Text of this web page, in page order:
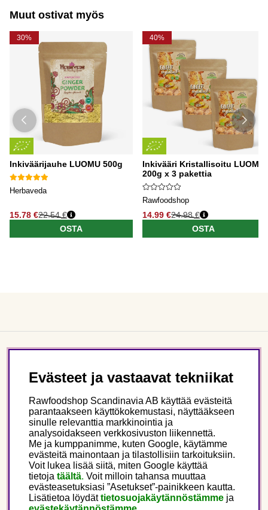
Muut ostivat myös
30%
Inkiväärijauhe LUOMU 500g
Herbaveda
15.78 €22.54 €
OSTA
40%
Inkivääri Kristallisoitu LUOMU
200g x 3 pakettia
Rawfoodshop
14.99 €24.98 €
OSTA
Seuraa meitä
Tämä on Rawfoodshop
Finland
Evästeet ja vastaavat tekniikat
Rawfoodshop Scandinavia AB käyttää evästeitä
parantaakseen käyttökokemustasi, näyttääkseen
sinulle relevanttia markkinointia ja
analysoidakseen verkkosivuston liikennettä.
Me ja kumppanimme, kuten Google, käytämme
evästeitä mainontaan ja tilastollisiin tarkoituksiin.
Voit lukea lisää siitä, miten Google käyttää
tietoja täältä. Voit milloin tahansa muuttaa
evästeasetuksiasi ”Asetukset”-painikkeen kautta.
Lisätietoa löydättietosuojakäytännöstämme ja